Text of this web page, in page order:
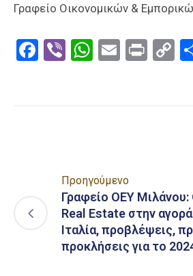
Γραφείο Οικονομικών &
Facebook
ViberWhatsApp
EmailPrint
Προηγούμενο
Γραφείο ΟΕΥ
Real Estate στην
Ιταλία, προβλέψεις,
προκλήσεις για το